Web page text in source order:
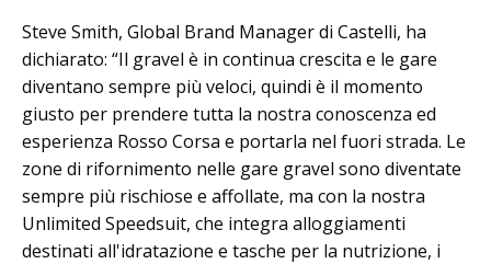
Steve Smith, Global Brand Manager di Castelli, ha
dichiarato: “Il gravel è in continua crescita e le gare
diventano sempre più veloci, quindi è il momento
giusto per prendere tutta la nostra conoscenza ed
esperienza Rosso Corsa e portarla nel fuori strada. Le
zone di rifornimento nelle gare gravel sono diventate
sempre più rischiose e affollate, ma con la nostra
Unlimited Speedsuit, che integra alloggiamenti
destinati all'idratazione e tasche per la nutrizione, i